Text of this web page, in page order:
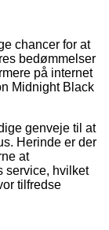
chancer for at
bedømmelser
på internet
Midnight Black
genveje til at
Herinde er der
at
service, hvilket
tilfredse